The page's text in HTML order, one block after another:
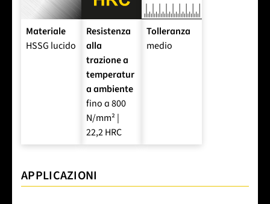
Materiale
HSSG lucido
Resistenza
alla
trazione a
temperatur
a ambiente
fino a 800
N/mm² |
22,2 HRC
Tolleranza
medio
APPLICAZIONI